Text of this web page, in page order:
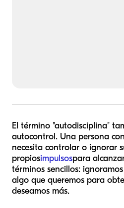
El término "autodisciplina"
autocontrol. Una persona
necesita controlar o ignorar
propiosimpulsospara
términos sencillos:
algo que queremos para
deseamos más.